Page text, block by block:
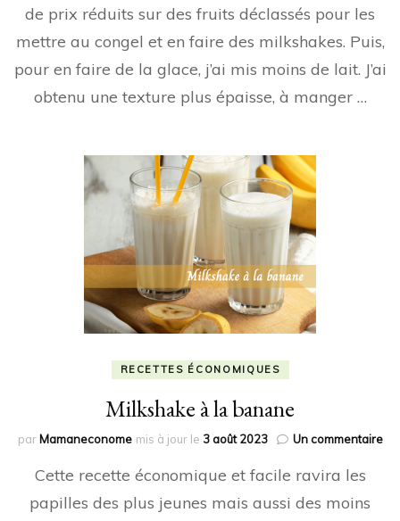
de prix réduits sur des fruits déclassés pour les
mettre au congel et en faire des milkshakes. Puis,
pour en faire de la glace, j’ai mis moins de lait. J’ai
obtenu une texture plus épaisse, à manger …
RECETTES ÉCONOMIQUES
Milkshake à la banane
par Mamaneconome mis à jour le 3 août 2023 Un commentairesur
Cette recette économique et facile ravira les
papilles des plus jeunes mais aussi des moins